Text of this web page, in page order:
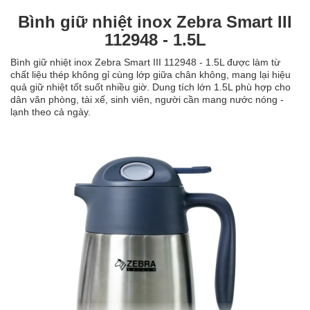
Bình giữ nhiệt inox Zebra Smart III
112948 - 1.5L
Bình giữ nhiệt inox Zebra Smart III 112948 - 1.5L được làm từ
chất liệu thép không gỉ cùng lớp giữa chân không, mang lại hiệu
quả giữ nhiệt tốt suốt nhiều giờ. Dung tích lớn 1.5L phù hợp cho
dân văn phòng, tài xế, sinh viên, người cần mang nước nóng -
lạnh theo cả ngày.